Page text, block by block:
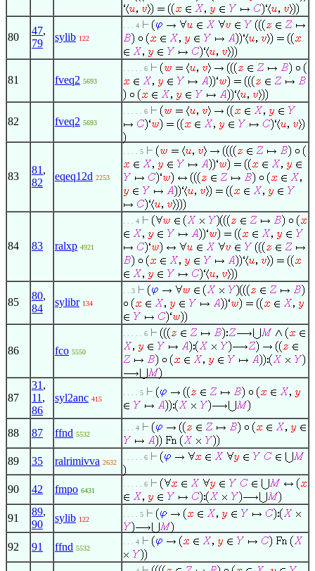
80
47,
79
sylib 122
. . . 4
81 fveq2 5693
. . . . . 6
82 fveq2 5693
. . . . . 6
83
81 ,
82
eqeq12d 2253
. . . . 5
84 83 ralxp 4921
. . . 4
85
80,
84
sylibr 134
. . 3
86 fco 5550
. . . . . 6
87
31 ,
11 ,
86
syl2anc 415
. . . . 5
88 87 ffnd 5532
. . . 4
89 35 ralrimivva 2632
. . . . . 6
90 42 fmpo 6431
. . . . . 6
91
89,
90
sylib 122
. . . . 5
92 91 ffnd 5532
. . . 4